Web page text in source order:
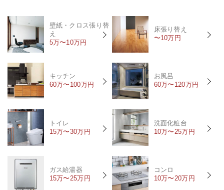
壁紙・クロス張り替
え
5万〜10万円
床張り替え
〜10万円
キッチン
60万〜100万円
お風呂
60万〜120万円
トイレ
15万〜30万円
洗面化粧台
10万〜25万円
ガス給湯器
15万〜25万円
コンロ
10万〜20万円